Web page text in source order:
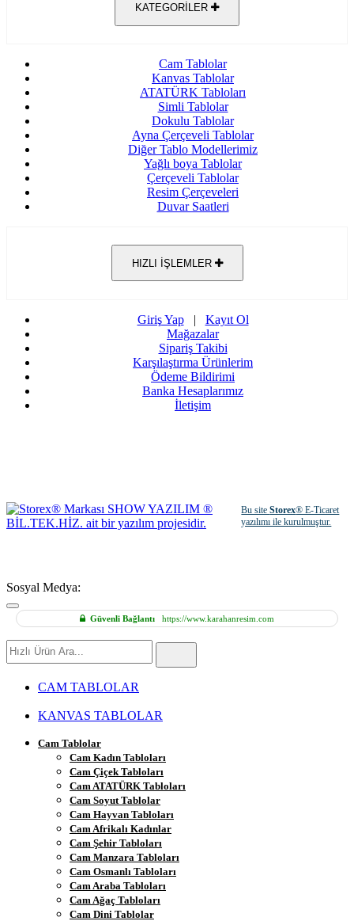
KATEGORİLER
Cam Tablolar
Kanvas Tablolar
ATATÜRK Tabloları
Simli Tablolar
Dokulu Tablolar
Ayna Çerçeveli Tablolar
Diğer Tablo Modellerimiz
Yağlı boya Tablolar
Çerçeveli Tablolar
Resim Çerçeveleri
Duvar Saatleri
HIZLI İŞLEMLER
Giriş Yap| Kayıt Ol
Mağazalar
Sipariş Takibi
Karşılaştırma Ürünlerim
Ödeme Bildirimi
Banka Hesaplarımız
İletişim
Bu siteStorex® E-Ticaret
yazılımı ile kurulmuştur.
Sosyal Medya:
Güvenli Bağlantı https://www.karahanresim.com
Hızlı
Ürün
CAM TABLOLAR
KANVAS TABLOLAR
Cam Tablolar
Cam Kadın Tabloları
Cam Çiçek Tabloları
Cam ATATÜRK Tabloları
Cam Soyut Tablolar
Cam Hayvan Tabloları
Cam Afrikalı Kadınlar
Cam Şehir Tabloları
Cam Manzara Tabloları
Cam Osmanlı Tabloları
Cam Araba Tabloları
Cam Ağaç Tabloları
Cam Dini Tablolar